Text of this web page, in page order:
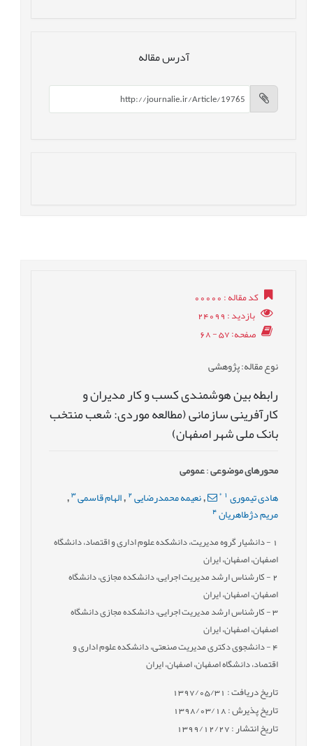
آدرس مقاله
کد مقاله: 00000
بازدید: 24099
صفحه: 57 - 68
نوع مقاله: پژوهشی
رابطه بین هوشمندی کسب و کار مدیران و
کارآفرینی سازمانی (مطالعه موردی: شعب منتخب
بانک ملی شهر اصفهان)
محورهای موضوعی:عمومى
هادی تیموری *
,نعیمه محمدرضایی 2
, الهام قاسمی 3
,
مریم دژطاهریان 4
- دانشیار گروه مدیریت، دانشکده علوم اداری و اقتصاد، دانشگاه
اصفهان، اصفهان، ایران
2- کارشناس ارشد مدیریت اجرایی، دانشکده مجازی، دانشگاه
اصفهان، اصفهان، ایران
3- کارشناس ارشد مدیریت اجرایی، دانشکده مجازی دانشگاه
اصفهان، اصفهان، ایران
4- دانشجوی دکتری مدیریت صنعتی، دانشکده علوم اداری و
اقتصاد، دانشگاه اصفهان، اصفهان، ايران
تاریخ دریافت : 1397/05/31
تاریخ پذیرش : 1398/03/18
تاریخ انتشار : 1399/12/27